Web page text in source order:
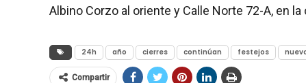
Albino Corzo al oriente y Calle Norte 72-A, en
24h año cierres continúan festejos
Compartir